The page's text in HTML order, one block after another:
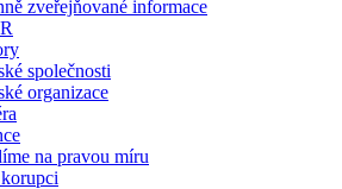
zveřejňované informace
společnosti
organizace
na pravou míru